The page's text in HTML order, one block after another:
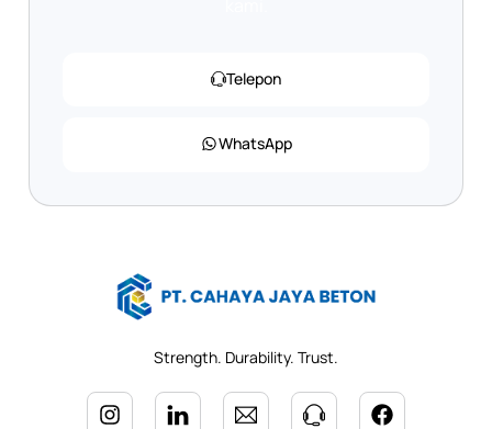
Telepon
WhatsApp
Strength. Durability. Trust.